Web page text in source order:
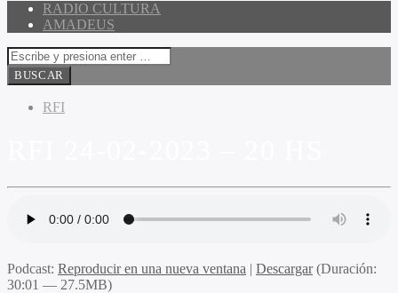
RADIO CULTURA
AMADEUS
RFI
Podcast: Reproducir en una nueva ventana | Descargar(Duración:
30:01 — 27.5MB)